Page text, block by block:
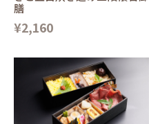
膳
¥2,160